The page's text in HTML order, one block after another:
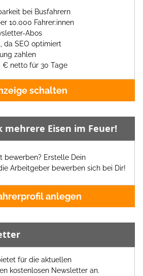
bei Busfahrern
10.000 Fahrer:innen
Abos
da SEO optimiert
zahlen
€ netto für 30 Tage
schalten
mehrere Eisen im Feuer!
bewerben? Erstelle Dein
Arbeitgeber bewerben sich bei Dir!
anlegen
für die aktuellen
kostenlosen Newsletter an.